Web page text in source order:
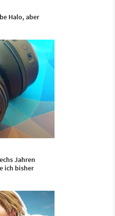
Halo, aber
Jahren
ich bisher